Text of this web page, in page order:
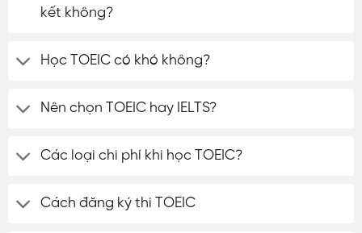
kết không?
Học TOEIC có khó không?
Nên chọn TOEIC hay IELTS?
Các loại chi phí khi học TOEIC?
Cách đăng ký thi TOEIC